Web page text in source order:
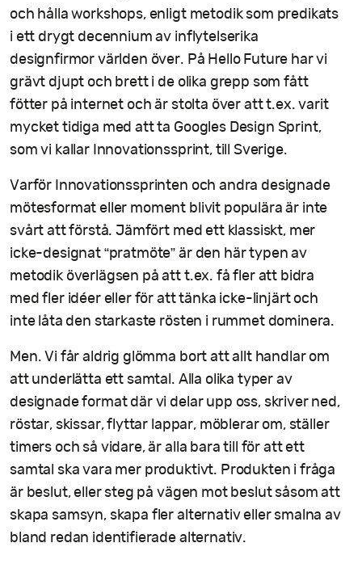
och hålla workshops, enligt metodik som predikats
i ett drygt decennium av inflytelserika
designfirmor världen över. På Hello Future har vi
grävt djupt och brett i de olika grepp som fått
fötter på internet och är stolta över att t.ex. varit
mycket tidiga med att ta Googles Design Sprint,
som vi kallar Innovationssprint, till Sverige.
Varför Innovationssprinten och andra designade
mötesformat eller moment blivit populära är inte
svårt att förstå. Jämfört med ett klassiskt, mer
icke-designat “pratmöte” är den här typen av
metodik överlägsen på att t.ex. få fler att bidra
med fler idéer eller för att tänka icke-linjärt och
inte låta den starkaste rösten i rummet dominera.
Men. Vi får aldrig glömma bort att allt handlar om
att underlätta ett samtal. Alla olika typer av
designade format där vi delar upp oss, skriver ned,
röstar, skissar, flyttar lappar, möblerar om, ställer
timers och så vidare, är alla bara till för att ett
samtal ska vara mer produktivt. Produkten i fråga
är beslut, eller steg på vägen mot beslut såsom att
skapa samsyn, skapa fler alternativ eller smalna av
bland redan identifierade alternativ.